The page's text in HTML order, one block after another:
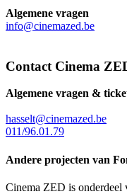
Algemene vragen
info@cinemazed.be
Contact Cinema
Algemene vragen &
hasselt@cinemazed.be
011/96.01.79
Andere projecten van
Cinema ZED is onderdeel